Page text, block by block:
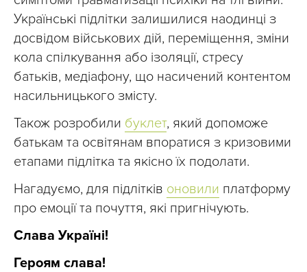
Українські підлітки залишилися наодинці з
досвідом військових дій, переміщення, зміни
кола спілкування або ізоляції, стресу
батьків, медіафону, що насичений контентом
насильницького змісту.
Також розробили буклет, який допоможе
батькам та освітянам впоратися з кризовими
етапами підлітка та якісно їх подолати.
Нагадуємо, для підлітків оновили платформу
про емоції та почуття, які пригнічують.
Слава Україні!
Героям слава!